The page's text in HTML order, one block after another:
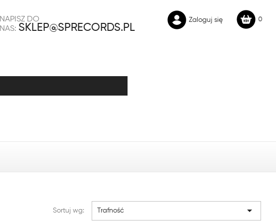
NAPISZ DO
NAS: SKLEP@SPRECORDS.PL
Zaloguj się 0
Sortuj wg: Trafność 